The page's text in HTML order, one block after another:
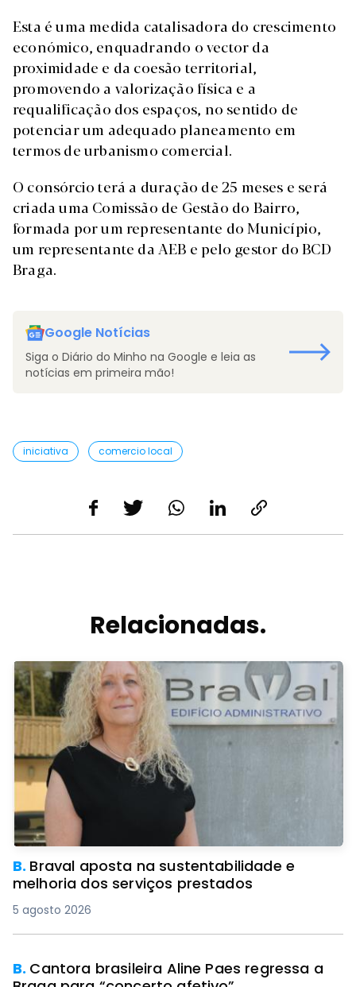
Esta é uma medida catalisadora do crescimento
económico, enquadrando o vector da
proximidade e da coesão territorial,
promovendo a valorização física e a
requalificação dos espaços, no sentido de
potenciar um adequado planeamento em
termos de urbanismo comercial.
O consórcio terá a duração de 25 meses e será
criada uma Comissão de Gestão do Bairro,
formada por um representante do Município,
um representante da AEB e pelo gestor do BCD
Braga.
Google Notícias
Siga o Diário do Minho na Google e leia as
notícias em primeira mão!
iniciativa comercio local
Relacionadas.
B. Braval aposta na sustentabilidade e
melhoria dos serviços prestados
5 agosto 2026
B. Cantora brasileira Aline Paes regressa a